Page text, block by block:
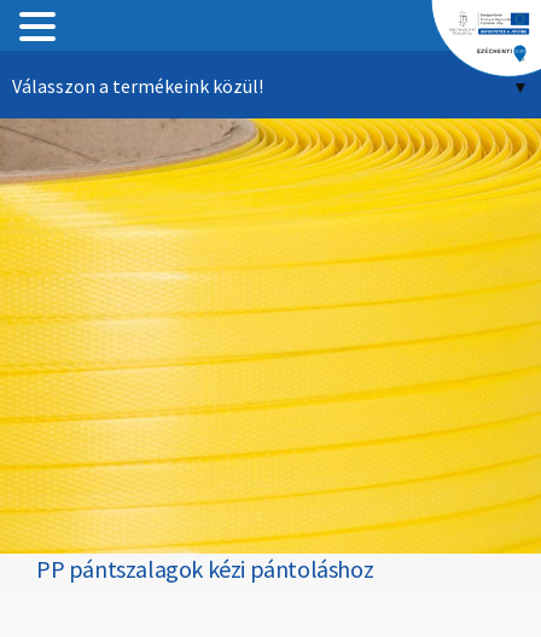
Válasszon a termékeink közül!
PP pántszalagok kézi pántoláshoz